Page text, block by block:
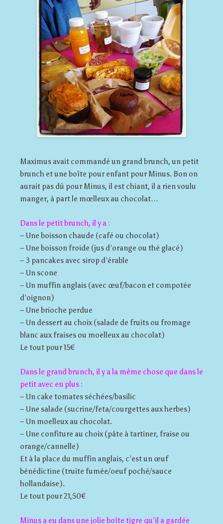
Maximus avait commandé un grand brunch, un petit
brunch et une boîte pour enfant pour Minus. Bon on
aurait pas dû pour Minus, il est chiant, il a rien voulu
manger, à part le mœlleux au chocolat…
Dans le petit brunch, il y a :
– Une boisson chaude (café ou chocolat)
– Une boisson froide (jus d’orange ou thé glacé)
– 3 pancakes avec sirop d’érable
– Un scone
– Un muffin anglais (avec œuf/bacon et compotée
d’oignon)
– Une brioche perdue
– Un dessert au choix (salade de fruits ou fromage
blanc aux fraises ou moelleux au chocolat)
Le tout pour 15€
Dans le grand brunch, il y a la même chose que dans le
petit avec en plus :
– Un cake tomates séchées/basilic
– Une salade (sucrine/feta/courgettes aux herbes)
– Un moelleux au chocolat.
– Une confiture au choix (pâte à tartiner, fraise ou
orange/cannelle)
Et à la place du muffin anglais, c’est un œuf
bénédictine (truite fumée/oeuf poché/sauce
hollandaise).
Le tout pour 21,50€
Minus a eu dans une jolie boîte tigre qu’il a gardée